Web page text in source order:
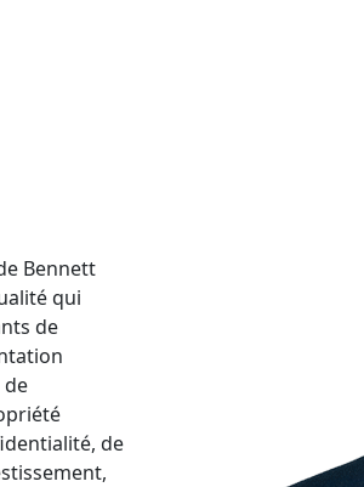
Bennett
qui
de
de
de